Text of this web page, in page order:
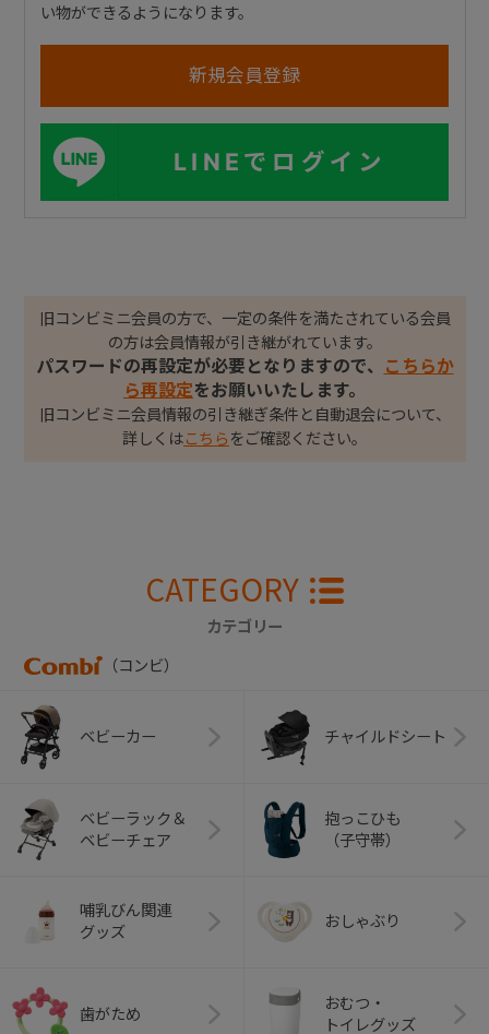
い物ができるようになります。
LINEでログイン
旧コンビミニ会員の方で、一定の条件を満たされている会員
の方は会員情報が引き継がれています。
パスワードの再設定が必要となりますので、
こちらか
ら再設定をお願いいたします。
旧コンビミニ会員情報の引き継ぎ条件と自動退会について、
詳しくはこちら をご確認ください。
CATEGORY
カテゴリー
（コンビ）
ベビーカー チャイルドシート
ベビーラック＆
ベビーチェア
抱っこひも
（子守帯）
哺乳びん関連
グッズ
おしゃぶり
歯がため
おむつ・
トイレグッズ